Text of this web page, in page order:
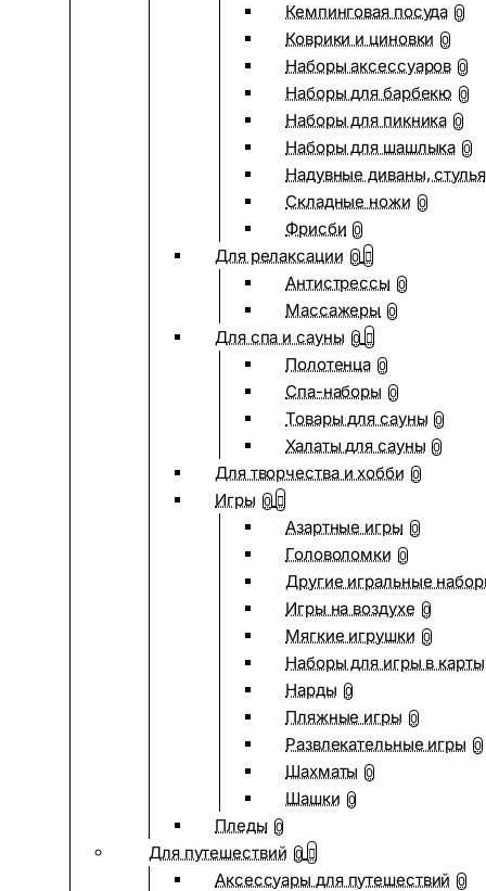
Кемпинговая посуда 0
Коврики и циновки 0
Наборы аксессуаров 0
Наборы для барбекю 0
Наборы для пикника 0
Наборы для шашлыка 0
Надувные диваны, стулья
Складные ножи 0
Фрисби 0
Для релаксации 0
Антистрессы 0
Массажеры 0
Для спа и сауны 0
Полотенца 0
Спа-наборы 0
Товары для сауны 0
Халаты для сауны 0
Для творчества и хобби 0
Игры 0
Азартные игры 0
Головоломки 0
Другие игральные
Игры на воздухе 0
Мягкие игрушки 0
Наборы для игры в карты
Нарды 0
Пляжные игры 0
Развлекательные игры 0
Шахматы 0
Шашки 0
Пледы 0
Для путешествий 0
Аксессуары для путешествий 0